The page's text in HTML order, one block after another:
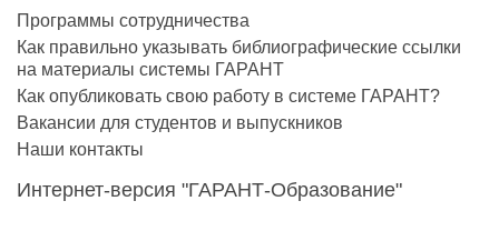
Программы сотрудничества
Как правильно указывать библиографические ссылки
на материалы системы ГАРАНТ
Как опубликовать свою работу в системе ГАРАНТ?
Вакансии для студентов и выпускников
Наши контакты
Интернет-версия "ГАРАНТ-Образование"